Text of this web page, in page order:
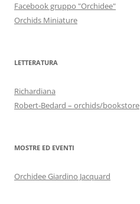
Facebook gruppo "Orchidee"
Orchids Miniature
LETTERATURA
Richardiana
Robert-Bedard – orchids/bookstore
MOSTRE ED EVENTI
Orchidee Giardino Jacquard